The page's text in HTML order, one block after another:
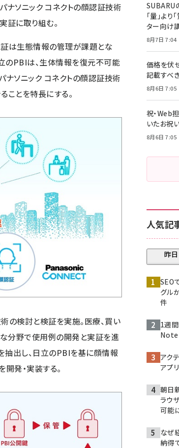
ソニック コネクトの顔認証技術
証に取り組む。
は生態情報の管理が課題とな
のPBIは、生体情報を復元不可能
ナソニック コネクトの顔認証技術
ことを特長にする。
の検討と検証を実施。医療、買い
な分野で使用例の開発と実証を進
抽出し、日立のPBIを基に顔情報
発・実装する。
SUBARU
「量」よ
ター向け
8月7日 7:04
価格を伏
記載すべ
8月6日 7:05
祝・Web
いたお祝
8月6日 7:05
人気記
昨日
SEO
グル
件
1週
アク
アプ
朝日
ラウ
可能
なぜ
納得